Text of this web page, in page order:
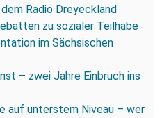
Radio Dreyeckland
zu sozialer Teilhabe
im Sächsischen
– zwei Jahre Einbruch ins
auf unterstem Niveau – wer